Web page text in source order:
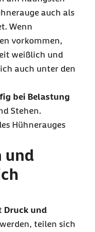
auch als
Wenn
vorkommen,
weißlich und
auch unter den
bei Belastung
Stehen.
Hühnerauges
und
Druck und
teilen sich